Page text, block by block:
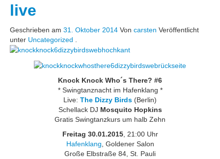
live
Geschrieben am 31. Oktober 2014 Von carsten Veröffentlicht
unter Uncategorized
Knock Knock Who´s There? #6
* Swingtanznacht im Hafenklang *
Live: The Dizzy Birds (Berlin)
Schellack DJ Mosquito Hopkins
Gratis Swingtanzkurs um halb Zehn
Freitag 30.01.2015, 21:00 Uhr
Hafenklang , Goldener Salon
Große Elbstraße 84, St. Pauli